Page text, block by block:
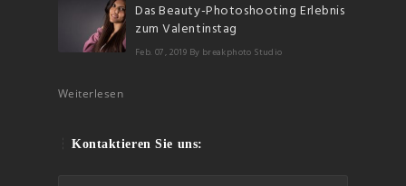
Das Beauty-Photoshooting Erlebnis
zum Valentinstag
Feb. 07, 2019 By breakphoto Studio
Weiterlesen
Kontaktieren Sie uns: